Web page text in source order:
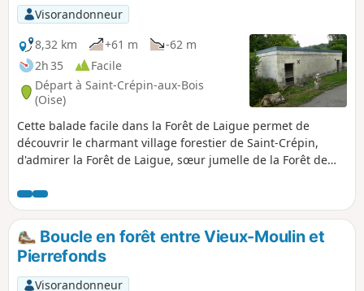
Visorandonneur
8,32 km
+61 m
-62 m
2h 35
Facile
Départ à Saint-Crépin-aux-Bois
(Oise)
Cette balade facile dans la Forêt de Laigue permet de
découvrir le charmant village forestier de Saint-Crépin,
d'admirer la Forêt de Laigue, sœur jumelle de la Forêt de
voir de jolis points de vue sur les reliefs boisés. Un pique-
nique est conseillé à l'ombre des arbres et face à la vue.
Circuit en boucle.
Boucle en forêt entre Vieux-Moulin et
Pierrefonds
Visorandonneur